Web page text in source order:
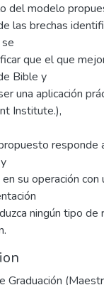
del modelo
las brechas
que el que
Bible y
una aplicación
Institute.),
responde
su operación
ningún tipo
Graduación